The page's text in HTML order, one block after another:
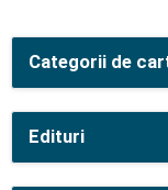
Categorii de
Edituri